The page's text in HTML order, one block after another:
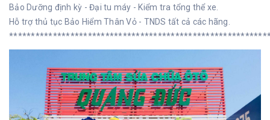
Bảo Dưỡng định kỳ - Đại tu máy - Kiểm tra tổng thể xe.
Hỗ trợ thủ tục Bảo Hiểm Thân Vỏ - TNDS tất cả các hãng.